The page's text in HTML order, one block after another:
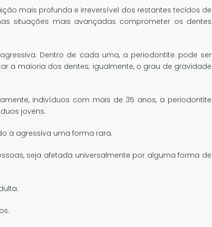
mais profunda e irreversível dos restantes tecidos de
situações mais avançadas comprometer os dentes
Dentro de cada uma, a periodontite pode ser
a maioria dos dentes; igualmente, o grau de gravidade
indivíduos com mais de 35 anos, a periodontite
jovens.
a agressiva uma forma rara.
seja afetada universalmente por alguma forma de